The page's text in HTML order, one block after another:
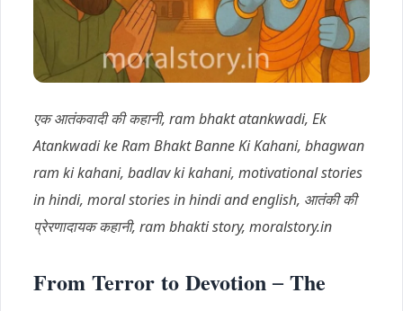
एक आतंकवादी की कहानी, ram bhakt atankwadi, Ek
Atankwadi ke Ram Bhakt Banne Ki Kahani, bhagwan
ram ki kahani, badlav ki kahani, motivational stories
in hindi, moral stories in hindi and english, आतंकी की
प्रेरणादायक कहानी, ram bhakti story, moralstory.in
From Terror to Devotion – The